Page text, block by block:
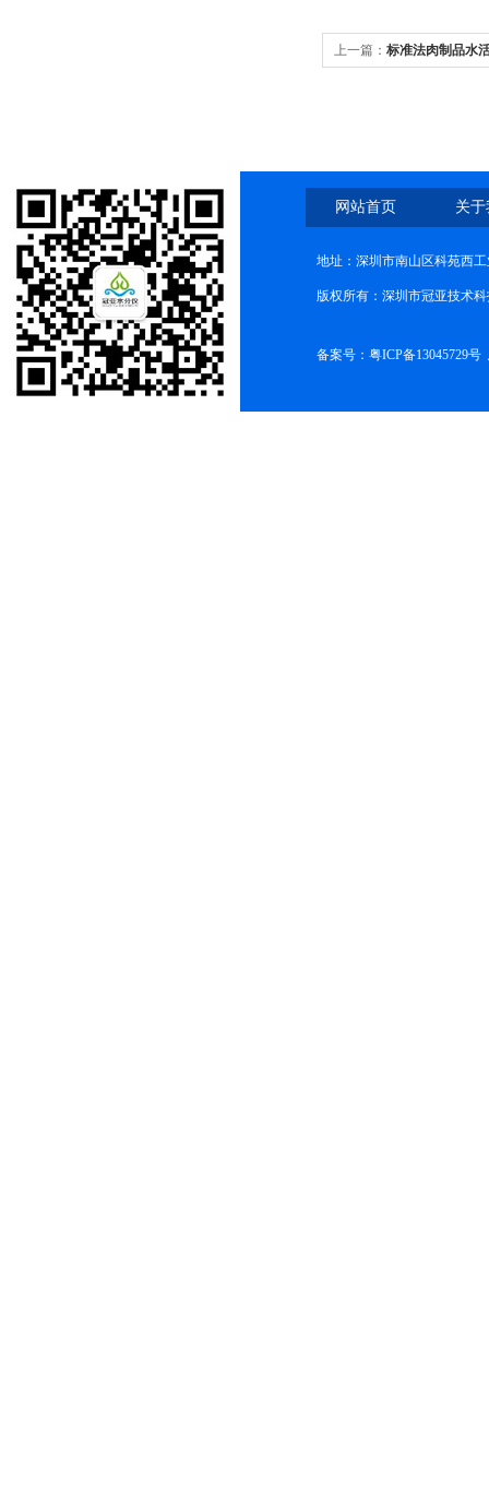
上一篇： 标准法肉制品水
网站首页 关
地址：深圳市南山区科苑西
版权所有：深圳市冠亚技术
备案号： 粤ICP备13045729号